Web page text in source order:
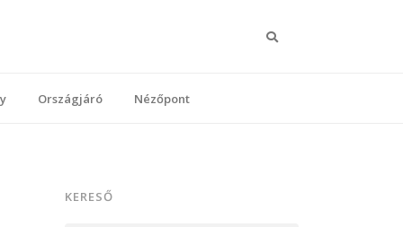
Országjáró Nézőpont
KERESŐ